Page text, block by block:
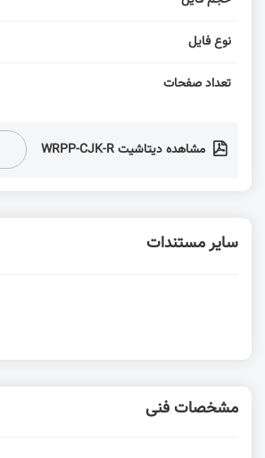
نوع فایل
تعداد صفحات
مشاهده دیتاشیت WRPP-CJK-R
سایر مستندات
مشخصات فنی